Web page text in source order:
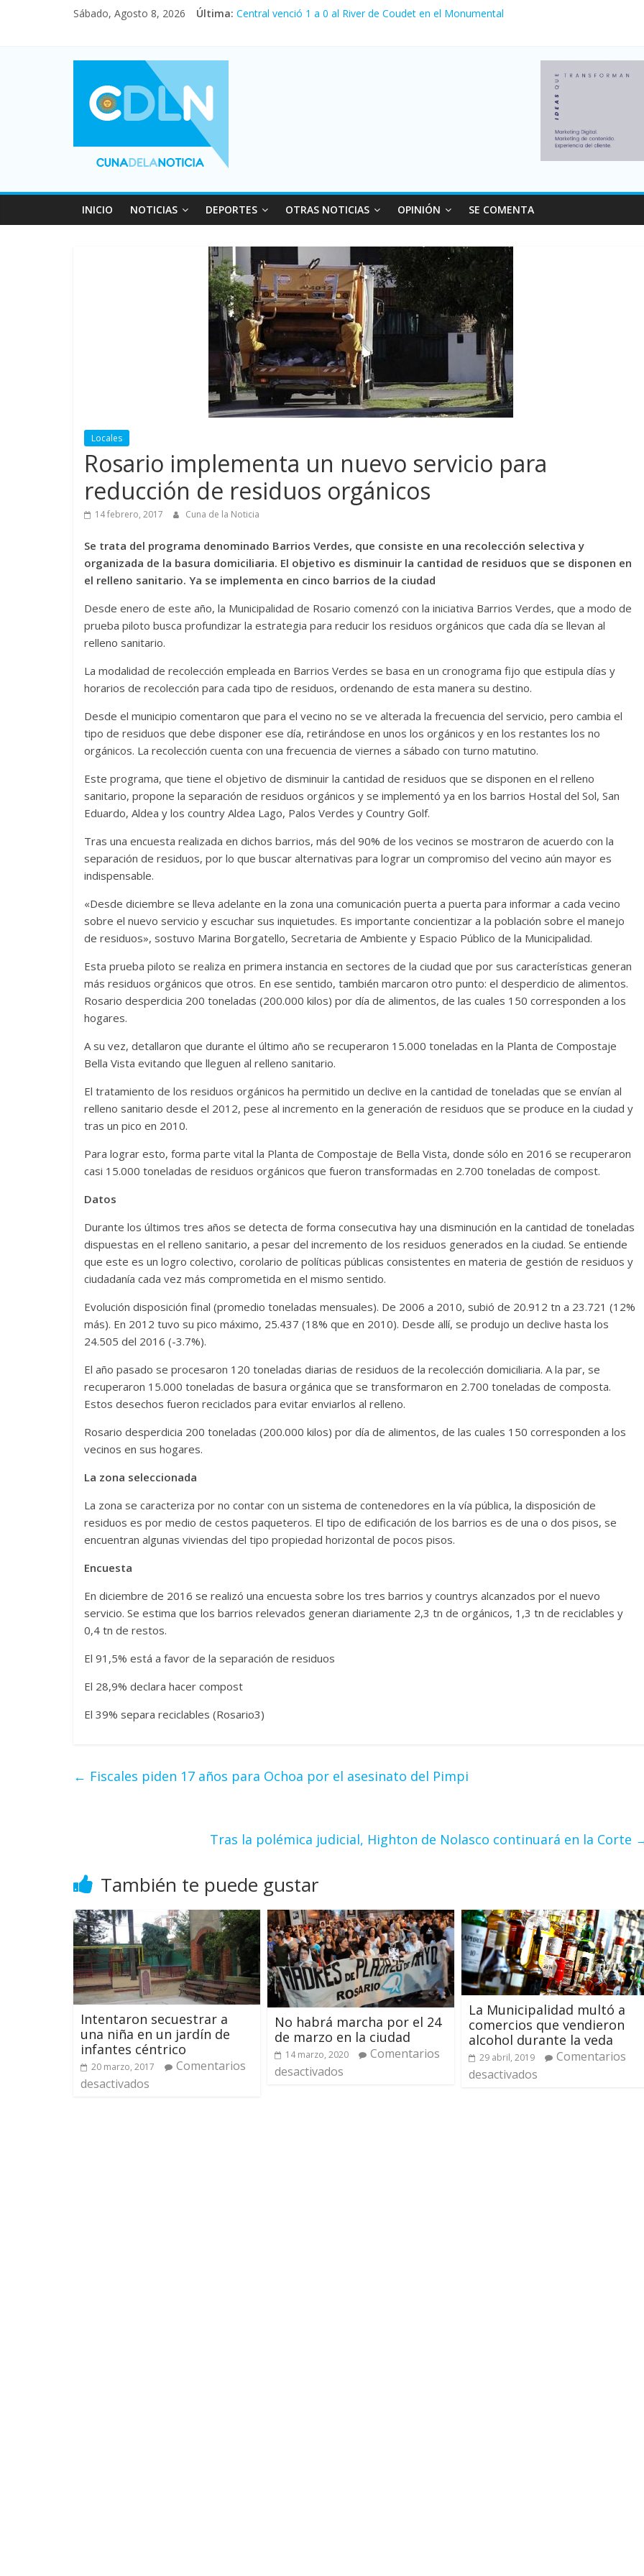
Sábado, Agosto 8, 2026 Última: Central venció 1 a 0 al River de Coudet en el Monumental
Vacaciones de invierno con más movimiento y consumo turístico: 4,6 millones de
Fuerte caída de la venta de autos usados en julio: bajó un 12,6% interanual
INICIO NOTICIAS DEPORTES OTRAS NOTICIAS OPINIÓN SE COMENTA
Locales
Rosario implementa un nuevo servicio para
reducción de residuos orgánicos
14 febrero, 2017 Cuna de la Noticia
Se trata del programa denominado Barrios Verdes, que consiste en una recolección selectiva y
organizada de la basura domiciliaria. El objetivo es disminuir la cantidad de residuos que se disponen en
el relleno sanitario. Ya se implementa en cinco barrios de la ciudad
Desde enero de este año, la Municipalidad de Rosario comenzó con la iniciativa Barrios Verdes, que a modo de
prueba piloto busca profundizar la estrategia para reducir los residuos orgánicos que cada día se llevan al
relleno sanitario.
La modalidad de recolección empleada en Barrios Verdes se basa en un cronograma fijo que estipula días y
horarios de recolección para cada tipo de residuos, ordenando de esta manera su destino.
Desde el municipio comentaron que para el vecino no se ve alterada la frecuencia del servicio, pero cambia el
tipo de residuos que debe disponer ese día, retirándose en unos los orgánicos y en los restantes los no
orgánicos. La recolección cuenta con una frecuencia de viernes a sábado con turno matutino.
Este programa, que tiene el objetivo de disminuir la cantidad de residuos que se disponen en el relleno
sanitario, propone la separación de residuos orgánicos y se implementó ya en los barrios Hostal del Sol, San
Eduardo, Aldea y los country Aldea Lago, Palos Verdes y Country Golf.
Tras una encuesta realizada en dichos barrios, más del 90% de los vecinos se mostraron de acuerdo con la
separación de residuos, por lo que buscar alternativas para lograr un compromiso del vecino aún mayor es
indispensable.
«Desde diciembre se lleva adelante en la zona una comunicación puerta a puerta para informar a cada vecino
sobre el nuevo servicio y escuchar sus inquietudes. Es importante concientizar a la población sobre el manejo
de residuos», sostuvo Marina Borgatello, Secretaria de Ambiente y Espacio Público de la Municipalidad.
Esta prueba piloto se realiza en primera instancia en sectores de la ciudad que por sus características generan
más residuos orgánicos que otros. En ese sentido, también marcaron otro punto: el desperdicio de alimentos.
Rosario desperdicia 200 toneladas (200.000 kilos) por día de alimentos, de las cuales 150 corresponden a los
hogares.
A su vez, detallaron que durante el último año se recuperaron 15.000 toneladas en la Planta de Compostaje
Bella Vista evitando que lleguen al relleno sanitario.
El tratamiento de los residuos orgánicos ha permitido un declive en la cantidad de toneladas que se envían al
relleno sanitario desde el 2012, pese al incremento en la generación de residuos que se produce en la ciudad y
tras un pico en 2010.
Para lograr esto, forma parte vital la Planta de Compostaje de Bella Vista, donde sólo en 2016 se recuperaron
casi 15.000 toneladas de residuos orgánicos que fueron transformadas en 2.700 toneladas de compost.
Datos
Durante los últimos tres años se detecta de forma consecutiva hay una disminución en la cantidad de toneladas
dispuestas en el relleno sanitario, a pesar del incremento de los residuos generados en la ciudad. Se entiende
que este es un logro colectivo, corolario de políticas públicas consistentes en materia de gestión de residuos y
ciudadanía cada vez más comprometida en el mismo sentido.
Evolución disposición final (promedio toneladas mensuales). De 2006 a 2010, subió de 20.912 tn a 23.721 (12%
más). En 2012 tuvo su pico máximo, 25.437 (18% que en 2010). Desde allí, se produjo un declive hasta los
24.505 del 2016 (-3.7%).
El año pasado se procesaron 120 toneladas diarias de residuos de la recolección domiciliaria. A la par, se
recuperaron 15.000 toneladas de basura orgánica que se transformaron en 2.700 toneladas de composta.
Estos desechos fueron reciclados para evitar enviarlos al relleno.
Rosario desperdicia 200 toneladas (200.000 kilos) por día de alimentos, de las cuales 150 corresponden a los
vecinos en sus hogares.
La zona seleccionada
La zona se caracteriza por no contar con un sistema de contenedores en la vía pública, la disposición de
residuos es por medio de cestos paqueteros. El tipo de edificación de los barrios es de una o dos pisos, se
encuentran algunas viviendas del tipo propiedad horizontal de pocos pisos.
Encuesta
En diciembre de 2016 se realizó una encuesta sobre los tres barrios y countrys alcanzados por el nuevo
servicio. Se estima que los barrios relevados generan diariamente 2,3 tn de orgánicos, 1,3 tn de reciclables y
0,4 tn de restos.
El 91,5% está a favor de la separación de residuos
El 28,9% declara hacer compost
El 39% separa reciclables (Rosario3)
← Fiscales piden 17 años para Ochoa por el asesinato del Pimpi
Tras la polémica judicial, Highton de Nolasco continuará en la Corte
También te puede gustar
Intentaron secuestrar a
una niña en un jardín de
infantes céntrico
20 marzo, 2017
Comentarios
desactivados
No habrá marcha por el 24
de marzo en la ciudad
14 marzo, 2020
Comentarios
desactivados
La Municipalidad multó a
comercios que vendieron
alcohol durante la veda
29 abril, 2019
Comentarios
desactivados